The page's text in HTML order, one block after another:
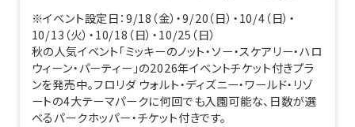
※イベント設定日：9/18（金）・9/20（日）・10/4（日）・
10/13（火）・10/18（日）・10/25（日）
秋の人気イベント「ミッキーのノット・ソー・スケアリー・ハロ
ウィーン・パーティー」の2026年イベントチケット付きプラ
ンを発売中。フロリダ ウォルト・ディズニー・ワールド・リゾ
ートの4大テーマパークに何回でも入園可能な、日数が選
べるパークホッパー・チケット付きです。